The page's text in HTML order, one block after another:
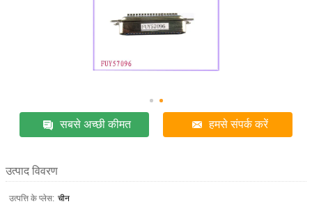
सबसे अच्छी कीमत हमसे संपर्क करें
उत्पाद विवरण
उत्पत्ति के प्लेस: चीन